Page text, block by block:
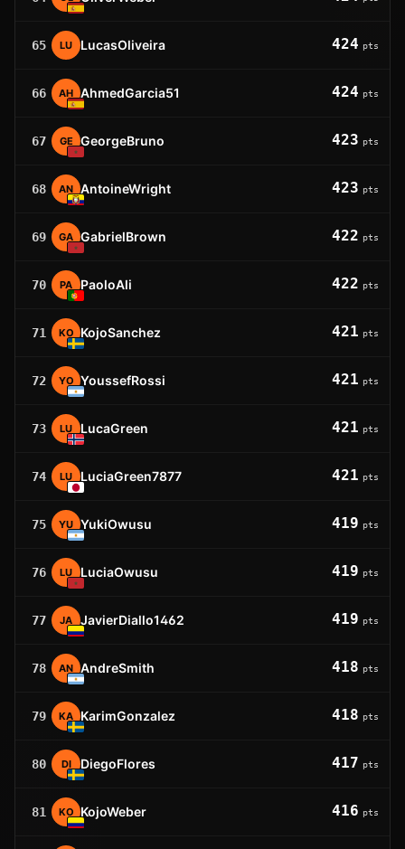
65 LU LucasOliveira 424 pts
66 AH AhmedGarcia51 424 pts
67 GE GeorgeBruno 423 pts
68 AN AntoineWright 423 pts
69 GA GabrielBrown 422 pts
70 PA PaoloAli 422 pts
71 KO KojoSanchez 421 pts
72 YO YoussefRossi 421 pts
73 LU LucaGreen 421 pts
74 LU LuciaGreen7877 421 pts
75 YU YukiOwusu 419 pts
76 LU LuciaOwusu 419 pts
77 JA JavierDiallo1462 419 pts
78 AN AndreSmith 418 pts
79 KA KarimGonzalez 418 pts
80 DI DiegoFlores 417 pts
81 KO KojoWeber 416 pts